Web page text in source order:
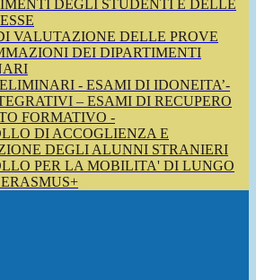
DEGLI STUDENTI E DELLE
VALUTAZIONE DELLE PROVE
DEI DIPARTIMENTI
- ESAMI DI IDONEITA’-
– ESAMI DI RECUPERO
FORMATIVO -
DI ACCOGLIENZA E
DEGLI ALUNNI STRANIERI
PER LA MOBILITA' DI LUNGO